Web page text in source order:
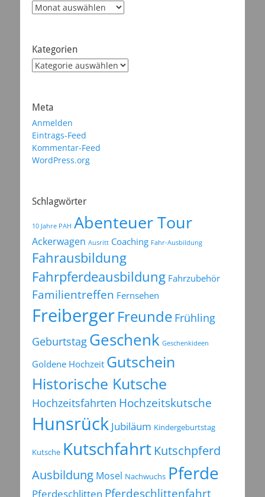
Archiv
Kategorien
Kategorien
Meta
Anmelden
Eintrags-Feed
Kommentar-Feed
WordPress.org
Schlagwörter
10 Jahre PAH Abenteuer Tour
Ackerwagen Ausritt Coaching Fahr-Ausbildung
Fahrausbildung
Fahrpferdeausbildung Fahrzubehör
Familientreffen Fernsehen
FreibergerFreunde Frühling
Geburtstag Geschenk Geschenkideen
Goldene Hochzeit Gutschein
Historische Kutsche
Hochzeitsfahrten Hochzeitskutsche
Hunsrück Jubiläum Kindergeburtstag
Kutsche Kutschfahrt Kutschpferd
Ausbildung Mosel Nachwuchs Pferde
Pferdeschlitten Pferdeschlittenfahrt